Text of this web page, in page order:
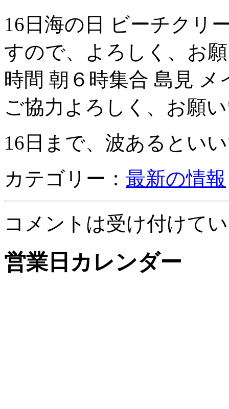
16日海の日 ビーチクリ
すので、よろしく、お
時間 朝６時集合 島見
ご協力よろしく、お願
16日まで、波あるとい
カテゴリー： 最新の情報
コメントは受け付けて
営業日カレンダー